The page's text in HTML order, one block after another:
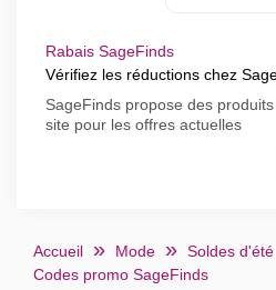
Rabais SageFinds
Vérifiez les réductions chez
SageFinds propose des
site pour les offres actuelles
Accueil Mode Soldes d'été
Codes promo SageFinds